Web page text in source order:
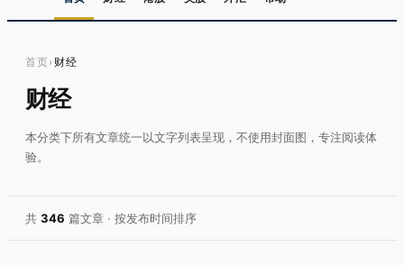
首页› 财经
财经
本分类下所有文章统一以文字列表呈现，不使用封面图，专注阅读体
验。
共 346 篇文章 · 按发布时间排序